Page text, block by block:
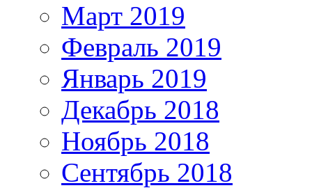
Март 2019
Февраль 2019
Январь 2019
Декабрь 2018
Ноябрь 2018
Сентябрь 2018